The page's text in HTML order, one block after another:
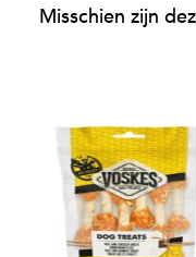
Misschien zijn